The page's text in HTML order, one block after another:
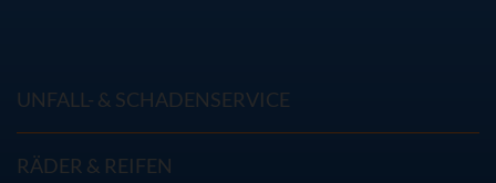
UNFALL- & SCHADENSERVICE
RÄDER & REIFEN